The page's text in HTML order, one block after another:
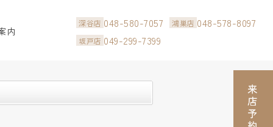
内
深谷店 048-580-7057 鴻巣店 048-578-8097
坂戸店 049-299-7399